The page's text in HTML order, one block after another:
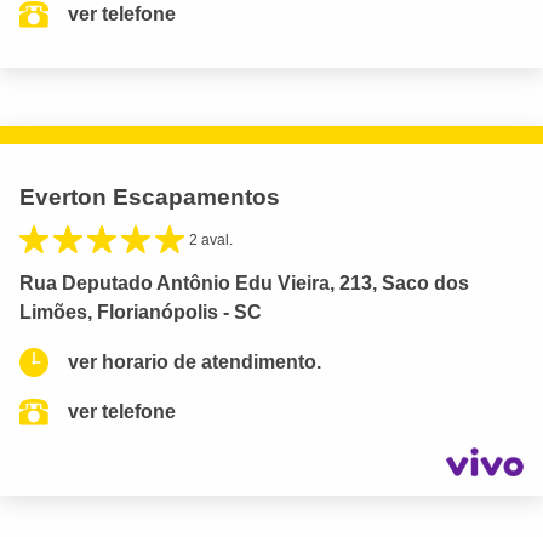
ver telefone
Everton Escapamentos
2 aval.
Rua Deputado Antônio Edu Vieira, 213, Saco dos
Limões, Florianópolis - SC
ver horario de atendimento.
ver telefone